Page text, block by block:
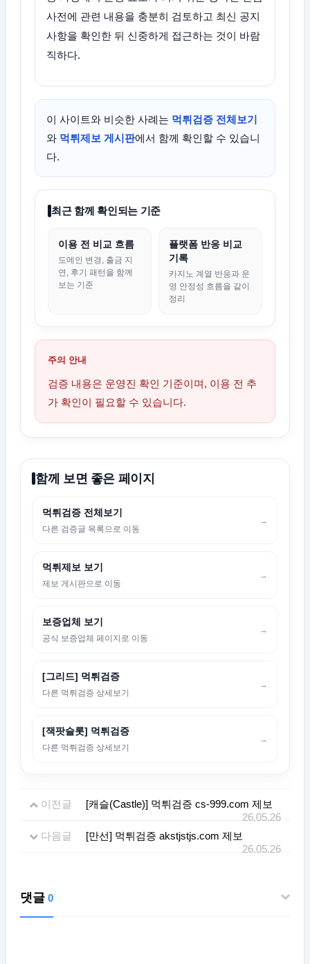
사전에 관련 내용을 충분히 검토하고 최신 공지
사항을 확인한 뒤 신중하게 접근하는 것이 바람
직하다.
이 사이트와 비슷한 사례는 먹튀검증 전체보기
와 먹튀제보 게시판에서 함께 확인할 수 있습니
다.
최근 함께 확인되는 기준
이용 전 비교 흐름
도메인 변경, 출금 지
연, 후기 패턴을 함께
보는 기준
플랫폼 반응 비교
기록
카지노 계열 반응과 운
영 안정성 흐름을 같이
정리
주의 안내
검증 내용은 운영진 확인 기준이며, 이용 전 추
가 확인이 필요할 수 있습니다.
함께 보면 좋은 페이지
먹튀검증 전체보기
다른 검증글 목록으로 이동
→
먹튀제보 보기
제보 게시판으로 이동
→
보증업체 보기
공식 보증업체 페이지로 이동
→
[그리드] 먹튀검증
다른 먹튀검증 상세보기
→
[잭팟슬롯] 먹튀검증
다른 먹튀검증 상세보기
→
이전글
[캐슬(Castle)] 먹튀검증 cs-999.com 제보
26.05.26
다음글
[만선] 먹튀검증 akstjstjs.com 제보
26.05.26
댓글 0